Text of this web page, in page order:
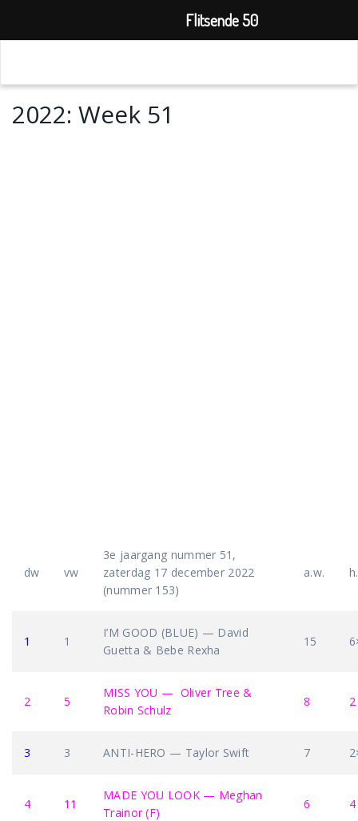
2022: Week 51
dw vw
3e jaargang nummer 51,
zaterdag 17 december 2022
(nummer 153)
a.w.
1 1
I’M GOOD (BLUE) — David
Guetta & Bebe Rexha
15
2 5
MISS YOU — Oliver Tree &
Robin Schulz
8 2
3 3 ANTI-HERO — Taylor Swift 7
4 11
MADE YOU LOOK — Meghan
Trainor (F)
6 4
Flitsende 50